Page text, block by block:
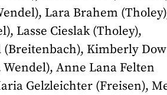
Lara Brahem
Lasse Cieslak (Tholey),
Kimberly Dow
Anne Lana Felten
Gelzleichter (Freisen),